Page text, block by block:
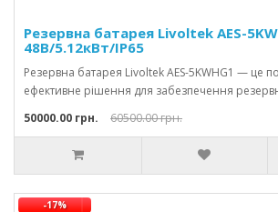
Резервна батарея Livoltek AES-
48В/5.12кВт/IP65
Резервна батарея Livoltek AES-5KWHG1 — це
ефективне рішення для забезпечення
50000.00 грн. 60500.00 грн.
-17%